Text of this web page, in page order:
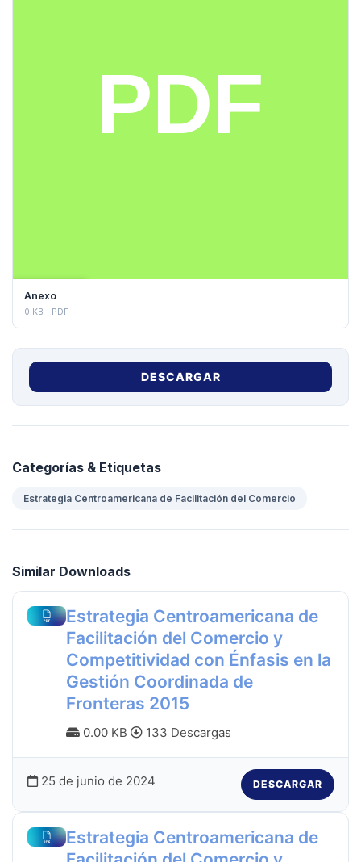
Anexo
0 KB PDF
DESCARGAR
Categorías & Etiquetas
Estrategia Centroamericana de Facilitación del Comercio
Similar Downloads
Estrategia Centroamericana de
Facilitación del Comercio y
Competitividad con Énfasis en la
Gestión Coordinada de
Fronteras 2015
0.00 KB 133 Descargas
25 de junio de 2024 DESCARGAR
Estrategia Centroamericana de